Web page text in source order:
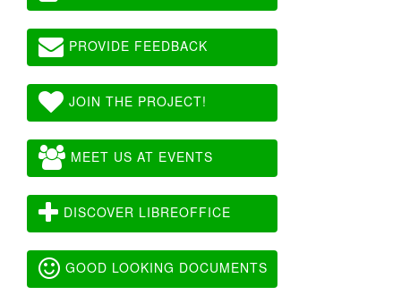
PROVIDE FEEDBACK
JOIN THE PROJECT!
MEET US AT EVENTS
DISCOVER LIBREOFFICE
GOOD LOOKING DOCUMENTS